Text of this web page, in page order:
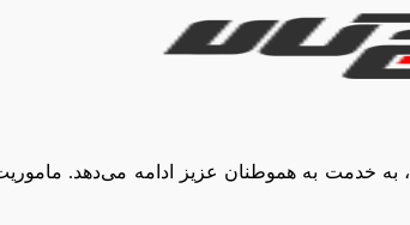
به خدمت به هموطنان عزیز ادامه می‌دهد.